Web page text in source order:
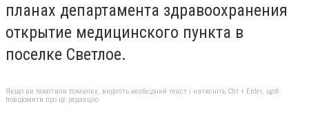
планах департамента здравоохранения
открытие медицинского пункта в
поселке Светлое.
Якщо ви помітили помилку, виділіть необхідний текст і натисніть Ctrl + Enter, щоб
повідомити про це редакцію